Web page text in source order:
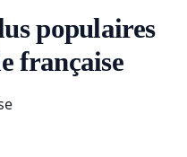
populaires
française